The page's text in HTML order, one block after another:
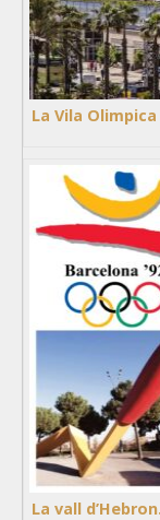
La Vila
La vall d’Hebron.